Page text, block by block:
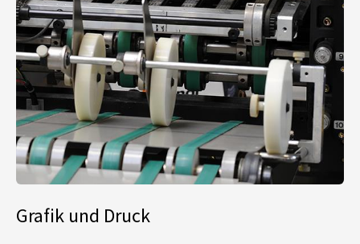
Grafik und Druck